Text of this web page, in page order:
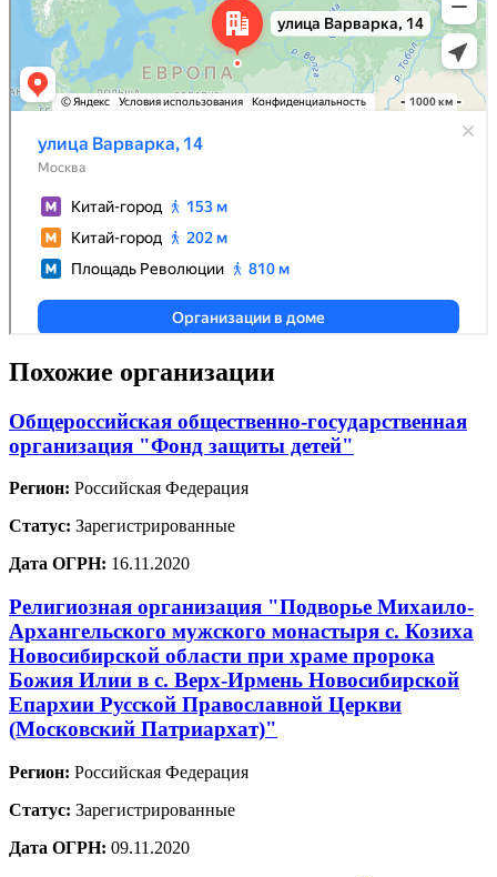
Похожие организации
Общероссийская общественно-государственная
организация "Фонд защиты детей"
Регион: Российская Федерация
Статус: Зарегистрированные
Дата ОГРН: 16.11.2020
Религиозная организация "Подворье Михаило-
Архангельского мужского монастыря с. Козиха
Новосибирской области при храме пророка
Божия Илии в с. Верх-Ирмень Новосибирской
Епархии Русской Православной Церкви
(Московский Патриархат)"
Регион: Российская Федерация
Статус: Зарегистрированные
Дата ОГРН: 09.11.2020